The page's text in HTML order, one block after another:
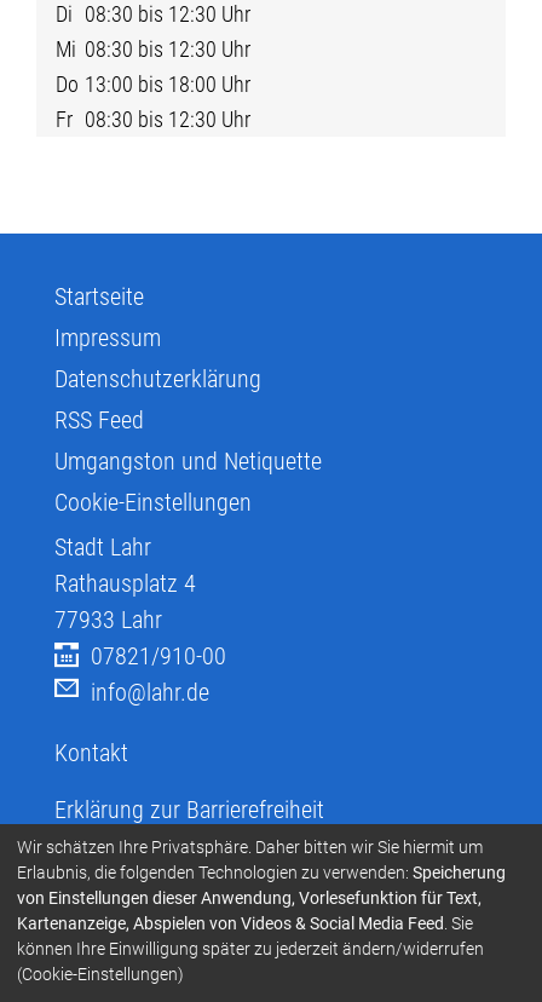
Di 08:30 bis 12:30 Uhr
Mi 08:30 bis 12:30 Uhr
Do 13:00 bis 18:00 Uhr
Fr 08:30 bis 12:30 Uhr
Startseite
Impressum
Datenschutzerklärung
RSS Feed
Umgangston und Netiquette
Cookie-Einstellungen
Stadt Lahr
Rathausplatz 4
77933 Lahr
07821/910-00
info@lahr.de
Kontakt
Erklärung zur Barrierefreiheit
Infos zur Barrierefreiheit
Infos in leichter Sprache
Infos zur Gebärdensprache
Übersetzen und Vorlesen
Wir schätzen Ihre Privatsphäre. Daher bitten wir Sie hiermit um
Erlaubnis, die folgenden Technologien zu verwenden: Speicherung
von Einstellungen dieser Anwendung, Vorlesefunktion für Text,
Kartenanzeige, Abspielen von Videos & Social Media Feed. Sie
können Ihre Einwilligung später zu jederzeit ändern/widerrufen
(Cookie-Einstellungen)